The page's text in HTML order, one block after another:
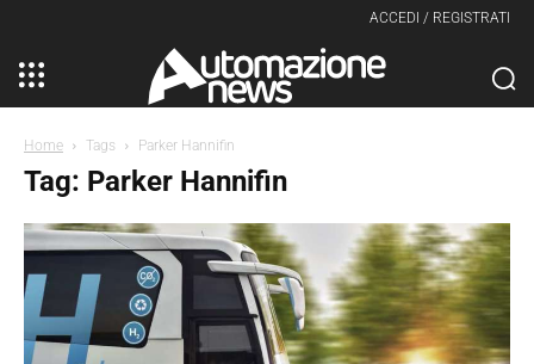
ACCEDI / REGISTRATI
Home Tags Parker Hannifin
Tag: Parker Hannifin